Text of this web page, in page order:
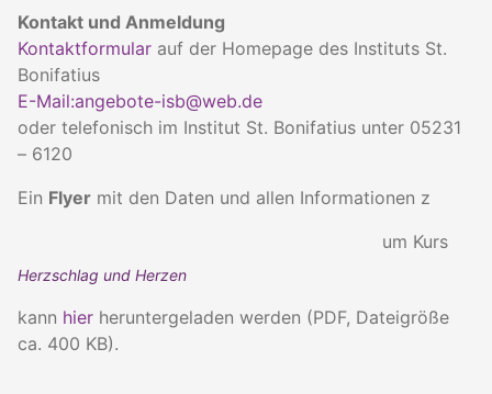
Kontakt und Anmeldung
Kontaktformular auf der Homepage des Instituts St.
Bonifatius
E-Mail:angebote-isb@web.de
oder telefonisch im Institut St. Bonifatius unter 05231
– 6120
Ein Flyer mit den Daten und allen Informationen z
Herzschlag und Herzen
um Kurs
kann hier heruntergeladen werden (PDF, Dateigröße
ca. 400 KB).